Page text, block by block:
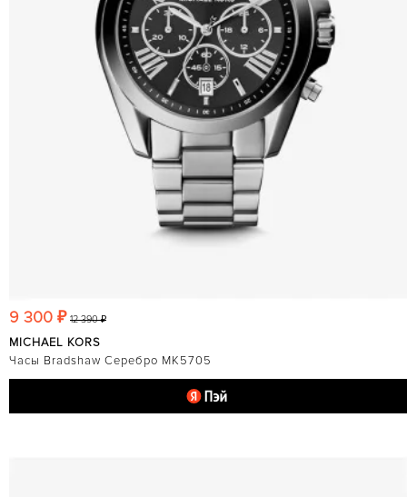
9 300 ₽ 12 390 ₽
MICHAEL KORS
Часы Bradshaw Серебро MK5705